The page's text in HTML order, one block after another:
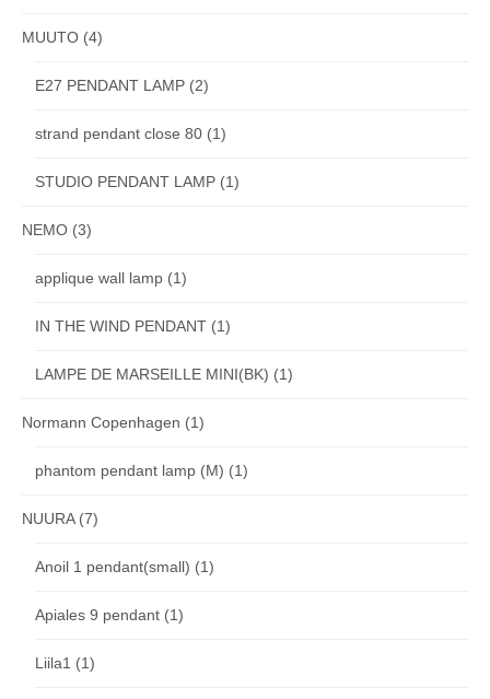
MUUTO (4)
E27 PENDANT LAMP (2)
strand pendant close 80 (1)
STUDIO PENDANT LAMP (1)
NEMO (3)
applique wall lamp (1)
IN THE WIND PENDANT (1)
LAMPE DE MARSEILLE MINI(BK) (1)
Normann Copenhagen (1)
phantom pendant lamp (M) (1)
NUURA(7)
Anoil 1 pendant(small) (1)
Apiales 9 pendant (1)
Liila1 (1)